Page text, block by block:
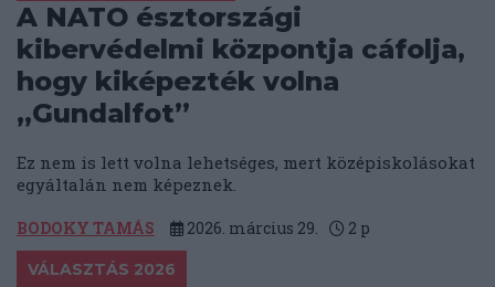
A NATO észtországi
kibervédelmi központja cáfolja,
hogy kiképezték volna
„Gundalfot”
Ez nem is lett volna lehetséges, mert középiskolásokat
egyáltalán nem képeznek.
BODOKY TAMÁS 2026. március 29. 2 p
VÁLASZTÁS 2026